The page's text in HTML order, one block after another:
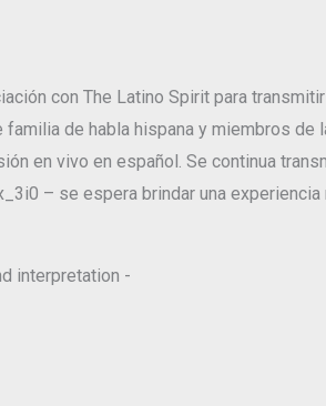
con The Latino Spirit para transmitir
de habla hispana y miembros de
en vivo en español. Se continua
– se espera brindar una experiencia